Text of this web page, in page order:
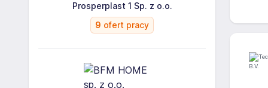
Prosperplast 1 Sp. z o.o.
9 ofert pracy